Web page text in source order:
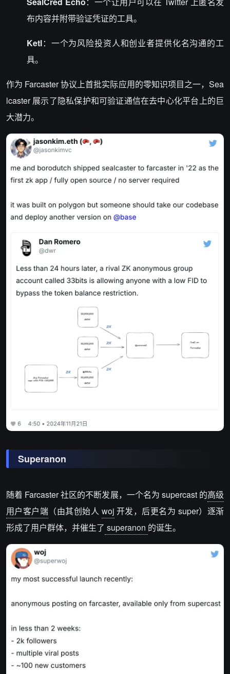
布内容并附带验证凭证的工具。
Ketl：一个为风险投资人和创业者提供化名沟通的工
具。
作为 Farcaster 协议上首批实际应用的零知识项目之一，Sea
lcaster 展示了隐私保护和可验证通信在去中心化平台上的巨
大潜力。
Superanon
随着 Farcaster 社区的不断发展，一个名为 supercast 的高级
用户客户端 （由其创始人 woj 开发，后更名为 super）逐渐
形成了用户群体，并催生了 superanon 的诞生。